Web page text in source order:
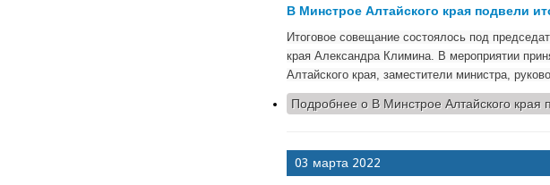
В Минстрое Алтайского края подвели
Итоговое совещание состоялось под
края Александра Климина. В мероприятии
Алтайского края, заместители министра,
Подробнее о В Минстрое Алтайского края
03 марта 2022